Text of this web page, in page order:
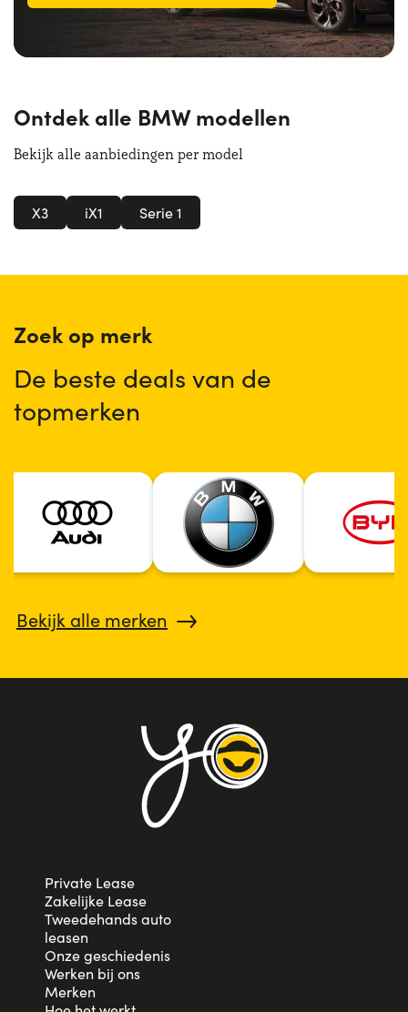
Ontdek alle BMW modellen
Bekijk alle aanbiedingen per model
X3 iX1 Serie 1
Zoek op merk
De beste deals van de
topmerken
Bekijk alle merken
Private Lease
Zakelijke Lease
Tweedehands auto
leasen
Onze geschiedenis
Werken bij ons
Merken